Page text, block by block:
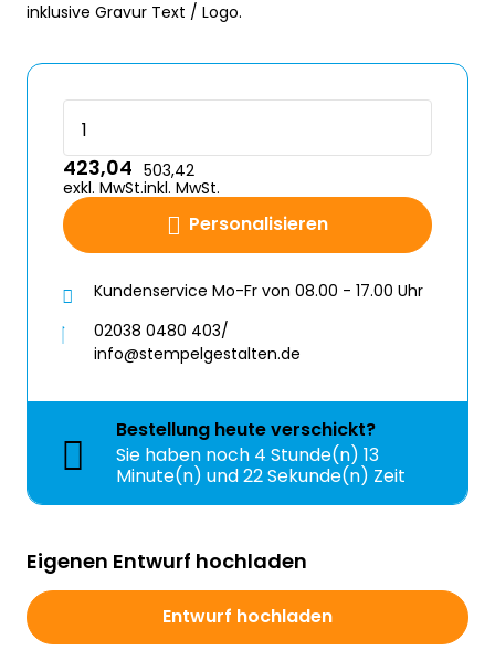
inklusive Gravur Text / Logo.
Personalisieren
423,04
exkl. MwSt.
503,42
inkl. MwSt.
Kundenservice Mo-Fr von 08.00 - 17.00 Uhr
02038 0480 403/
info@stempelgestalten.de
Bestellung heuteverschickt?
Sie haben noch 4 Stunde(n) 13
Minute(n) und 22 Sekunde(n) Zeit
Eigenen Entwurf hochladen
Entwurf hochladen